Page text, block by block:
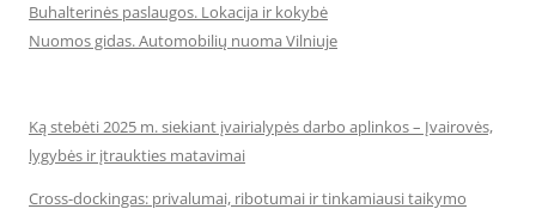
Buhalterinės paslaugos. Lokacija ir kokybė
Nuomos gidas. Automobilių nuoma Vilniuje
Ką stebėti 2025 m. siekiant įvairialypės darbo aplinkos – Įvairovės,
lygybės ir įtraukties matavimai
Cross-dockingas: privalumai, ribotumai ir tinkamiausi taikymo